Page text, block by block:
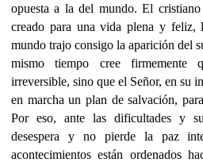
opuesta a la del mundo. El
creado para una vida plena y feliz,
mundo trajo consigo la aparición del
mismo tiempo cree firmemente
irreversible, sino que el Señor, en su
en marcha un plan de salvación,
Por eso, ante las dificultades y
desespera y no pierde la paz
acontecimientos están ordenados